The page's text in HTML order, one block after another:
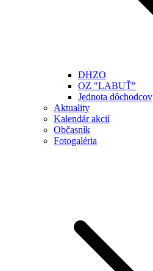
DHZO
OZ "LABUŤ"
Jednota dôchodcov
Aktuality
Kalendár akcií
Občasník
Fotogaléria